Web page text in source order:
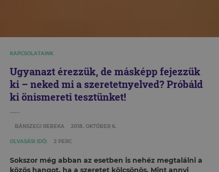
KAPCSOLATAINK
Ugyanazt érezzük, de másképp fejezzük
ki – neked mi a szeretetnyelved? Próbáld
ki önismereti tesztünket!
BÁNSZEGI REBEKA 2018. OKTÓBER 6.
OLVASÁSI IDŐ: 2 PERC
Sokszor még abban az esetben is nehéz megtalálni a
közös hangot, ha a szeretet kölcsönös. Mint annyi